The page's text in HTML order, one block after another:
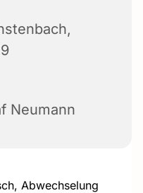
Neumann
Abwechselung